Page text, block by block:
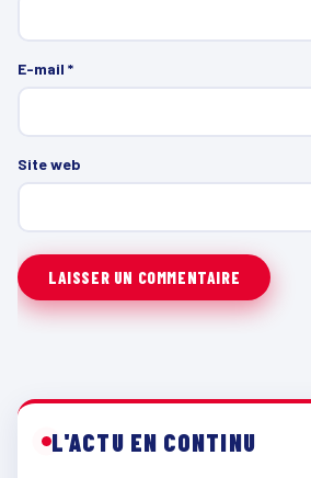
E-mail *
Site web
L'ACTU EN CONTINU